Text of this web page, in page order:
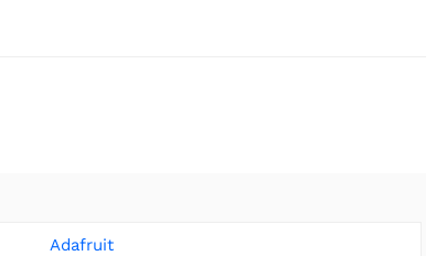
Adafruit